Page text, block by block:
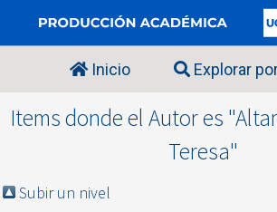
Inicio Explorar
Items donde el Autor es "
Teresa"
Subir un nivel